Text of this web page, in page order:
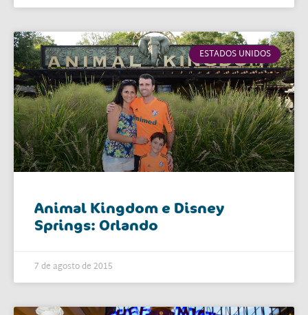
ESTADOS UNIDOS
Animal Kingdom e Disney
Springs: Orlando
7 de agosto de 2015